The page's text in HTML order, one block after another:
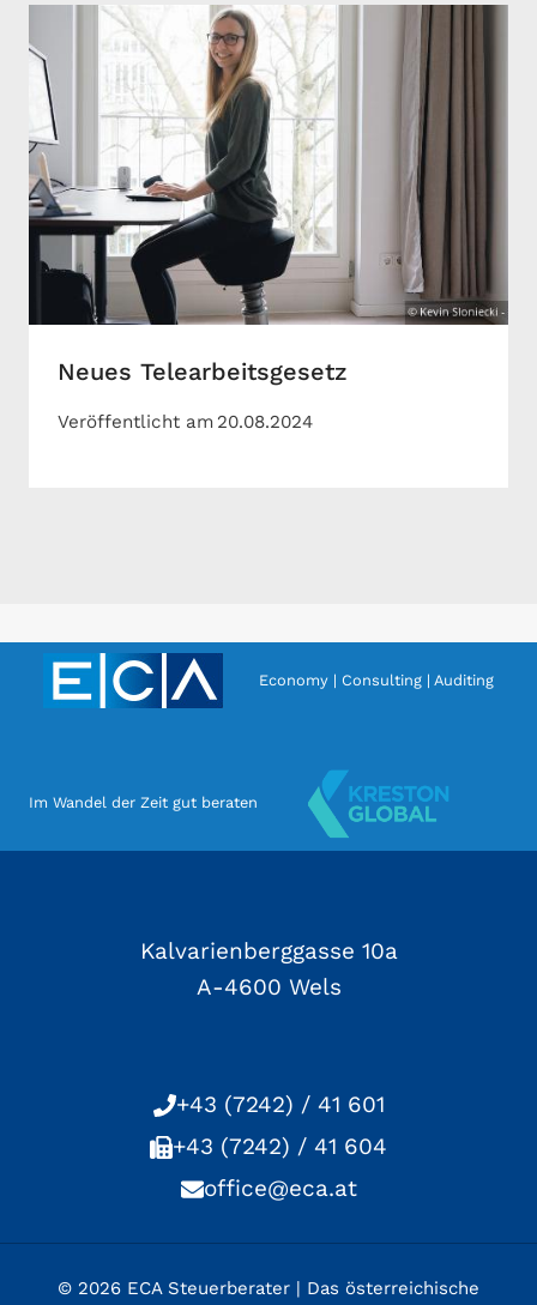
Neues Telearbeitsgesetz
Veröffentlicht am 20.08.2024
Economy | Consulting | Auditing
Im Wandel der Zeit gut beraten
Kalvarienberggasse 10a
A-4600 Wels
+43 (7242) / 41 601
+43 (7242) / 41 604
office@eca.at
© 2026 ECA Steuerberater | Das österreichische